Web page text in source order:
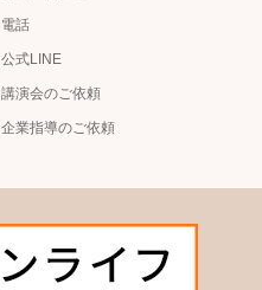
電話
公式LINE
講演会のご依頼
企業指導のご依頼